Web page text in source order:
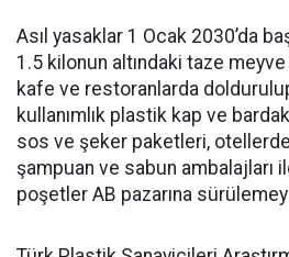
Asıl yasaklar 1 Ocak 2030’da
1.5 kilonun altındaki taze
kafe ve restoranlarda
kullanımlık plastik kap ve
sos ve şeker paketleri,
şampuan ve sabun ambalajları
poşetler AB pazarına